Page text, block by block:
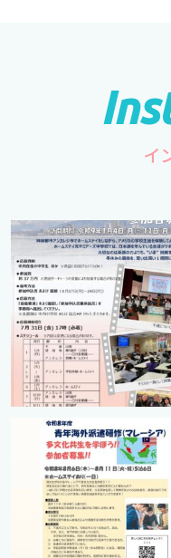
イ
cts.international.friendship
7月 1
cts.international.friendship
2月 27